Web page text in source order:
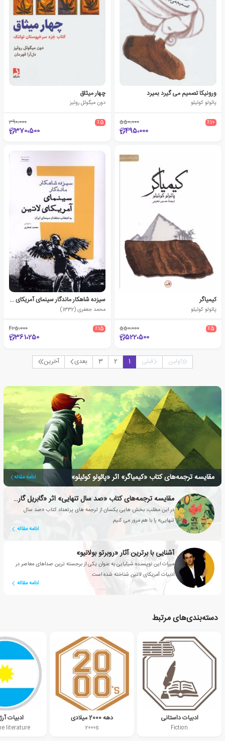
ورونیکا تصمیم می گیرد بمیرد
پائولو کوئیلو
٪10 550،000
495،000
چهار میثاق
دون میگوئل روئیز
٪5 390،000
370،500
کیمیاگر
پائولو کوئیلو
٪5 550،000
522،500
سیزده شاهکار ماندگار سینمای آمریکای لاتین
محمد جعفری (1332)
٪15 425،000
361،250
اولین قبلی 1
2
3 بعدی آخرین
مقایسه ترجمه‌های کتاب «کیمیاگر» اثر «پائولو کوئیلو» ادامه مقاله
مقایسه ترجمه‌های کتاب «صد سال تنهایی» اثر «گابریل گارسیا مارکز»
در این مطلب، بخش هایی یکسان از ترجمه های پرتعداد کتاب «صد سال
تنهایی» را با هم مرور می کنیم.
ادامه مقاله
آشنایی با برترین آثار «روبرتو بولانیو»
میراث این نویسنده شیلیایی به عنوان یکی از برجسته ترین صداهای معاصر در
ادبیات آمریکای لاتین شناخته شده است.
ادامه مقاله
دسته‌بندی‌های مرتبط
ادبیات داستانی
Fiction
دهه 2000 میلادی
2000s
ادبیات
literature